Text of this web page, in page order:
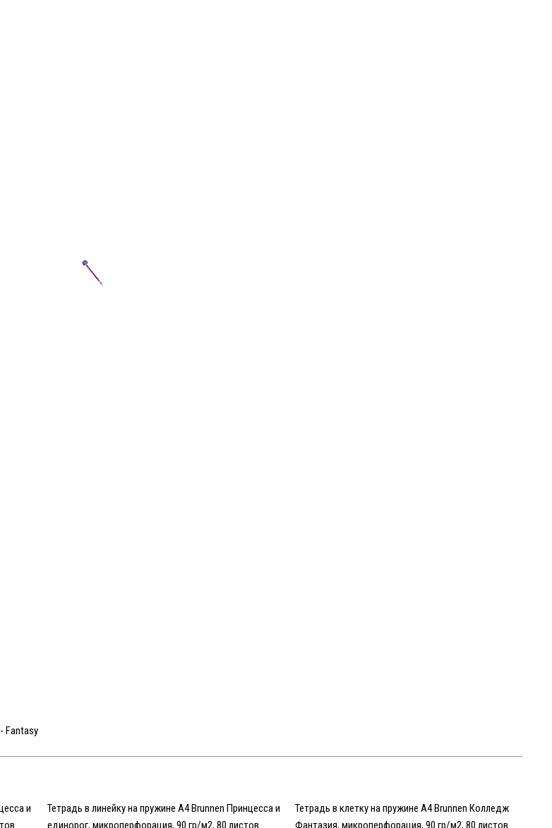
Fantasy
и
Тетрадь в линейку на пружине А4 Brunnen Принцесса и
единорог, микроперфорация, 90 гр/м2, 80 листов
Тетрадь в клетку на пружине А4 Brunnen Колледж
Фантазия, микроперфорация, 90 гр/м2, 80 листов